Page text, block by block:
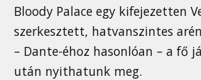
Bloody Palace egy kifejezetten
szerkesztett, hatvanszintes
– Dante-éhoz hasonlóan – a fő
után nyithatunk meg.